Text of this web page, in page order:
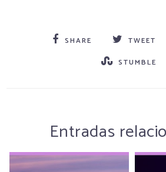
SHARE TWEET
STUMBLE
Entradas